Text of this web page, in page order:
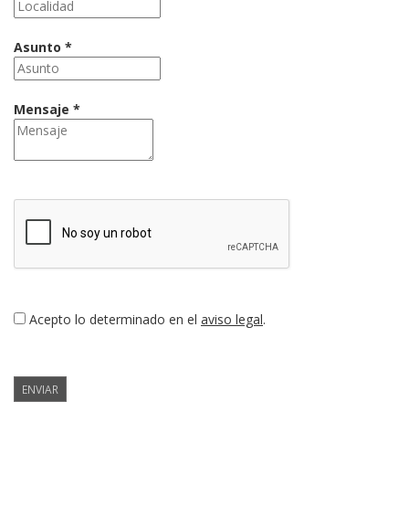
Asunto *
Mensaje *
Acepto lo determinado en el aviso legal.
ENVIAR